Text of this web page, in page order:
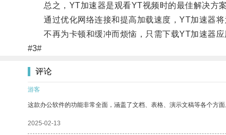
总之，YT加速器是观看YT视频时的最佳解决方案
通过优化网络连接和提高加载速度，YT加速器将
不再为卡顿和缓冲而烦恼，只需下载YT加速器应
#3#
评论
游客
这款办公软件的功能非常全面，涵盖了文档、表格、演示文稿等各个方
2025-02-13